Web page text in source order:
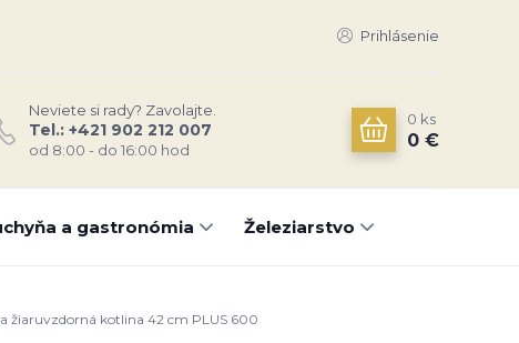
Prihlásenie
Neviete si rady? Zavolajte.
Tel.: +421 902 212 007
od 8:00 - do 16:00 hod
0 ks
0 €
a gastronómia Železiarstvo
žiaruvzdorná kotlina 42 cm PLUS 600